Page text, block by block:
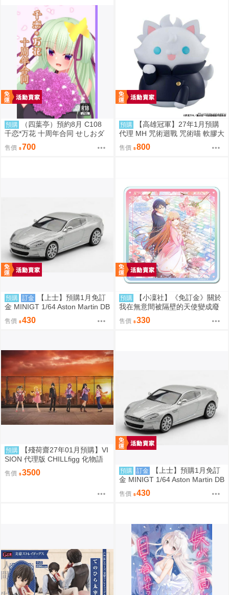
預購
（四葉亭）預約8月 C108
千恋*万花 十周年合同 せしおダ
售價 700
預購
【高雄冠軍】27年1月預購
代理 MH 咒術迴戰 咒術喵 軟膠大
貓咪 五條悟 再版 免訂金0813
售價 800
預購 訂金
【上士】預購1月免訂
金 MINIGT 1/64 Aston Martin DB
S 2008 銀2008 右駕 39674 080
9
售價 430
預購
【小凜社】《免訂金》關於
我在無意間被隔壁的天使變成廢
柴這件事2 椎名真晝 賞櫻 小惡魔
偶像 愚人節 情人節 壓克力杯墊
售價 330
預購
【殘荷齋27年01月預購】VI
SION 代理版 CHILLfigg 化物語
盒玩 中盒6入 0923
售價 3500 預購 訂金
【上士】預購1月免訂
金 MINIGT 1/64 Aston Martin DB
S 2008 銀2008 左駕 0809
售價 430